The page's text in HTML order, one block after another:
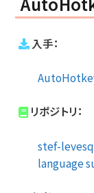
入手：
リポジトリ：
stef-
language